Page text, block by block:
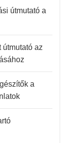
útmutató a
útmutató az
a